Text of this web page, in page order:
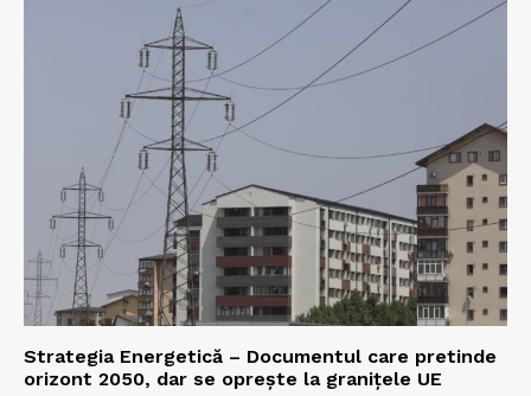
Strategia Energetică – Documentul care pretinde
orizont 2050, dar se oprește la granițele UE